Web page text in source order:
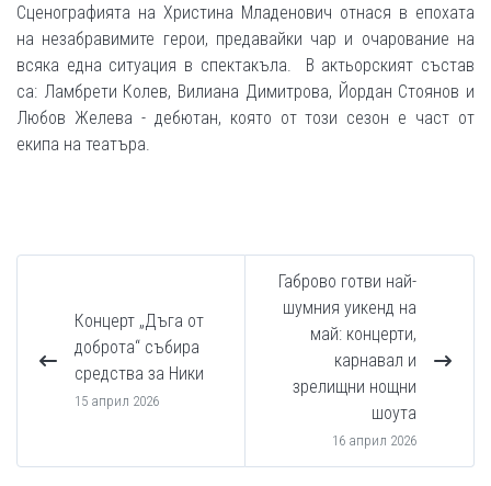
Сценографията на Христина Младенович отнася в епохата
на незабравимите герои, предавайки чар и очарование на
всяка една ситуация в спектакъла. В актьорският състав
са: Ламбрети Колев, Вилиана Димитрова, Йордан Стоянов и
Любов Желева - дебютан, която от този сезон е част от
екипа на театъра.
Концерт „Дъга от
доброта“ събира
средства за Ники
15 април 2026
Габрово готви най-
шумния уикенд на
май: концерти,
карнавал и
зрелищни нощни
шоута
16 април 2026